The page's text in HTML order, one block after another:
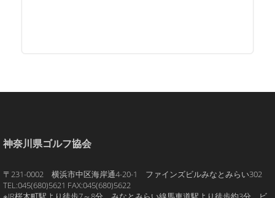
神奈川県ゴルフ協会
〒231-0002 横浜市中区海岸通4-20-1 ファインズビルみなとみらい302
TEL:045(680)5621 FAX:045(680)5622